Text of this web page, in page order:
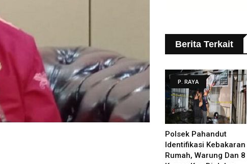
Berita Terkait
P. RAYA
Polsek Pahandut
Identifikasi Kebakaran
Rumah, Warung Dan 8